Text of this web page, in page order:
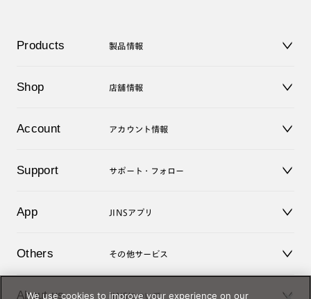
Products 製品情報
サングラス
コンタクトレンズ
アクセサリー
Shop 店舗情報
オンラインショップ
Account アカウント情報
ログアウト
Support サポート・フォロー
よくあるご質問
お問い合せ
App JINSアプリ
Others その他サービス
About us JINSについて
We use cookies to improve your experience on our